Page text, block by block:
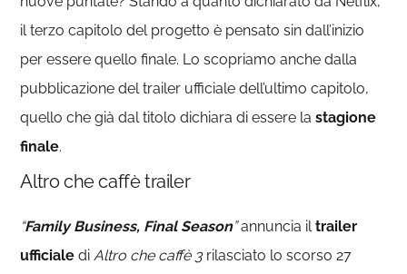
il terzo capitolo del progetto è pensato sin dall’inizio
per essere quello finale. Lo scopriamo anche dalla
pubblicazione del trailer ufficiale dell’ultimo capitolo,
quello che già dal titolo dichiara di essere lastagione
finale.
Altro che caffè trailer
“Family Business, Final Season”annuncia iltrailer
ufficialediAltro che caffè 3rilasciato lo scorso 27